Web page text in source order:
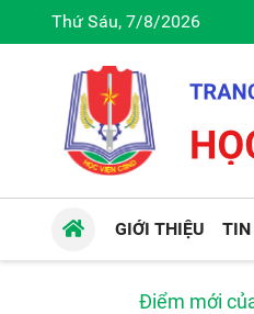
Thứ Sáu, 7/8/2026
GIỚI THIỆU TIN
Điểm mới